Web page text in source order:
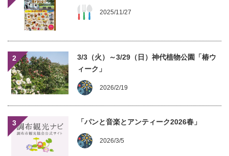
2025/11/27
2
3/3（火）～3/29（日）神代植物公園「椿ウ
ィーク」
2026/2/19
3 「パンと音楽とアンティーク2026春」
2026/3/5